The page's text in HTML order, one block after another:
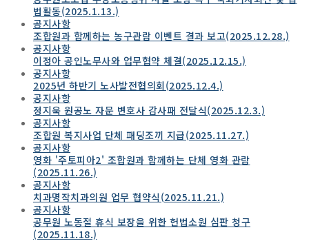
법활동(2025.1.13.)
공지사항
조합원과 함께하는 농구관람 이벤트 결과 보고(2025.12.28.)
공지사항
이정아 공인노무사와 업무협약 체결(2025.12.15.)
공지사항
2025년 하반기 노사발전협의회(2025.12.4.)
공지사항
정지욱 원공노 자문 변호사 감사패 전달식(2025.12.3.)
공지사항
조합원 복지사업 단체 패딩조끼 지급(2025.11.27.)
공지사항
영화 '주토피아2' 조합원과 함께하는 단체 영화 관람
(2025.11.26.)
공지사항
치과명작치과의원 업무 협약식(2025.11.21.)
공지사항
공무원 노동절 휴식 보장을 위한 헌법소원 심판 청구
(2025.11.18.)